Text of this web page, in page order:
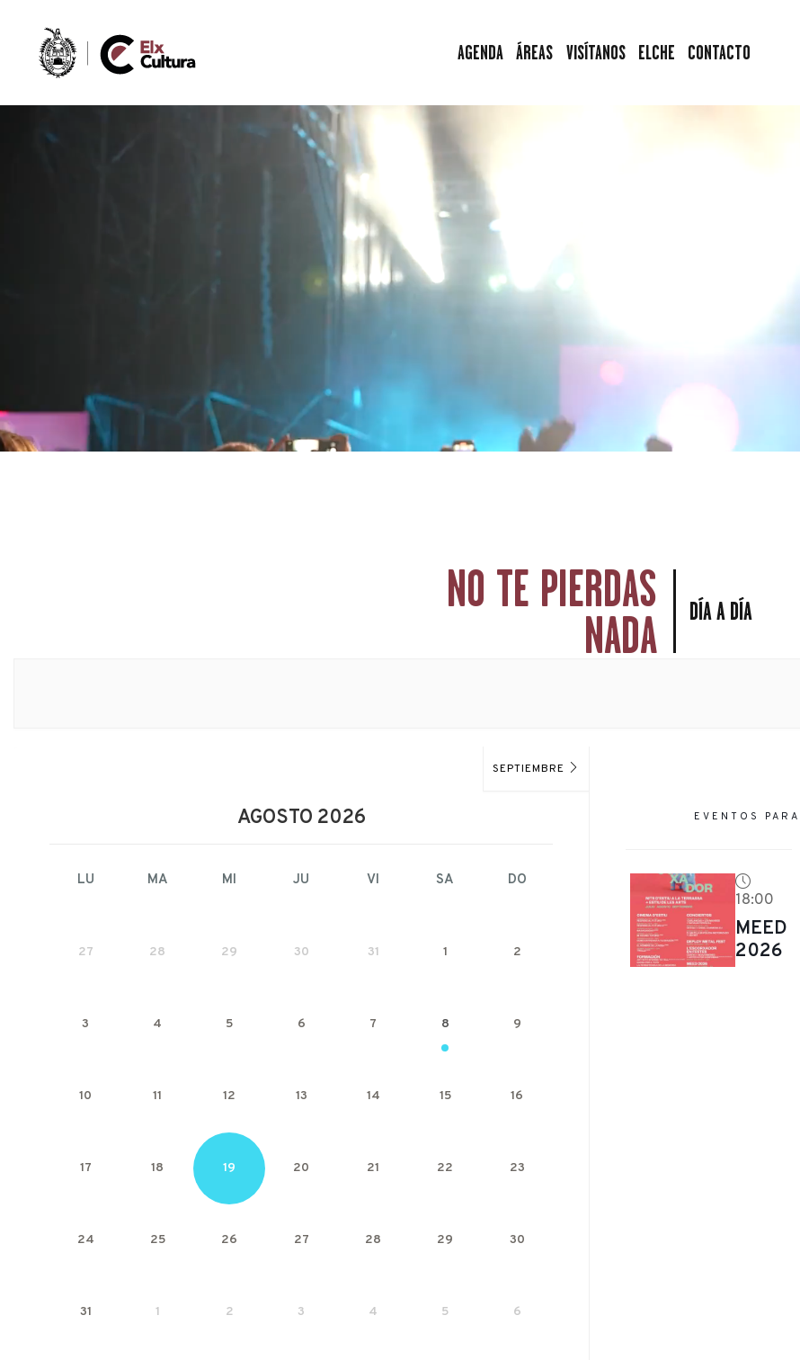
AGENDA ÁREAS VISÍTANOS ELCHE CONTACTO
ÁREAS
VISÍTANOS
ELCHE
CONTACTO
DÍA A DÍA
NO TE PIERDAS
NADA
AGOSTO 2026
SEPTIEMBRE
LU MA MI JU VI SA DO
27 28 29 30 31 1 2
3 4 5 6 7 8 9
10 11 12 13 14 15 16
17 18 19 20 21 22 23
24 25 26 27 28 29 30
31 1 2 3 4 5 6
EVENTOS PARA
18:00
MEED
2026